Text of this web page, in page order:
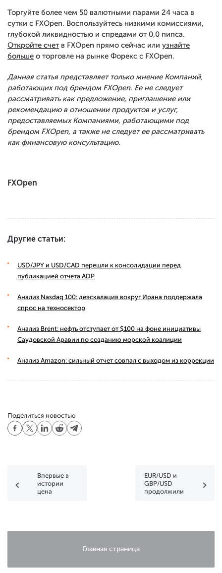
Торгуйте более чем 50 валютными парами 24 часа в
сутки с FXOpen. Воспользуйтесь низкими комиссиями,
глубокой ликвидностью и спредами от 0,0 пипса.
Откройте счет в FXOpen прямо сейчас или узнайте
больше о торговле на рынке Форекс с FXOpen.
Данная статья представляет только мнение Компаний,
работающих под брендом FXOpen. Ее не следует
рассматривать как предложение, приглашение или
рекомендацию в отношении продуктов и услуг,
предоставляемых Компаниями, работающими под
брендом FXOpen, а также не следует ее рассматривать
как финансовую консультацию.
FXOpen
Другие статьи:
USD/JPY и USD/CAD перешли к консолидации перед
публикацией отчета ADP
Анализ Nasdaq 100: деэскалация вокруг Ирана поддержала
спрос на техносектор
Анализ Brent: нефть отступает от $100 на фоне инициативы
Саудовской Аравии по созданию морской коалиции
Анализ Amazon: сильный отчет совпал с выходом из коррекции
Поделиться новостью
Впервые в
истории
цена
EUR/USD и
GBP/USD
продолжили
Главная страница